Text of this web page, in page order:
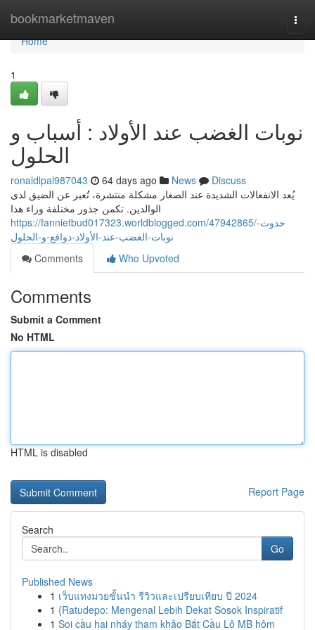
bookmarketmaven
Home
Home
1
نوبات الغضب عند الأولاد : أسباب و
الحلول
ronaldlpal987043 64 days ago News
Discuss
يُعد الانفعالات الشديدة عند الصغار مشكلة منتشرة، تُعبر عن الضيق لدى
الوالدين. تكمن جذور مختلفة وراء هذا
https://fannietbud017323.worldblogged.com/47942865/حدوث-
نوبات-الغضب-عند-الأولاد-دوافع-و-الحلول
Comments
Who Upvoted
Comments
Submit a Comment
No HTML
HTML is disabled
Report Page
Search
Go
Published News
1 เว็บแทงมวยชั้นนำ รีวิวและเปรียบเทียบ ปี 2024
1 {Ratudepo: Mengenal Lebih Dekat Sosok Inspiratif
1 Soi cầu hai nháy tham khảo Bắt Cầu Lô MB hôm